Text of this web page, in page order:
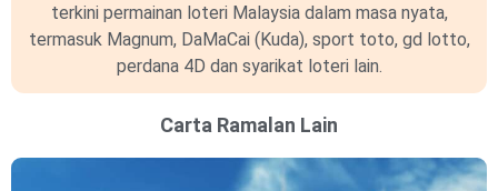
terkini permainan loteri Malaysia dalam masa nyata,
termasuk Magnum, DaMaCai (Kuda), sport toto, gd lotto,
perdana 4D dan syarikat loteri lain.
Carta Ramalan Lain